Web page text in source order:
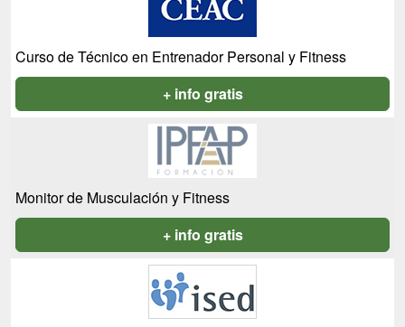
Curso de Técnico en Entrenador Personal y Fitness
+ info gratis
Monitor de Musculación y Fitness
+ info gratis